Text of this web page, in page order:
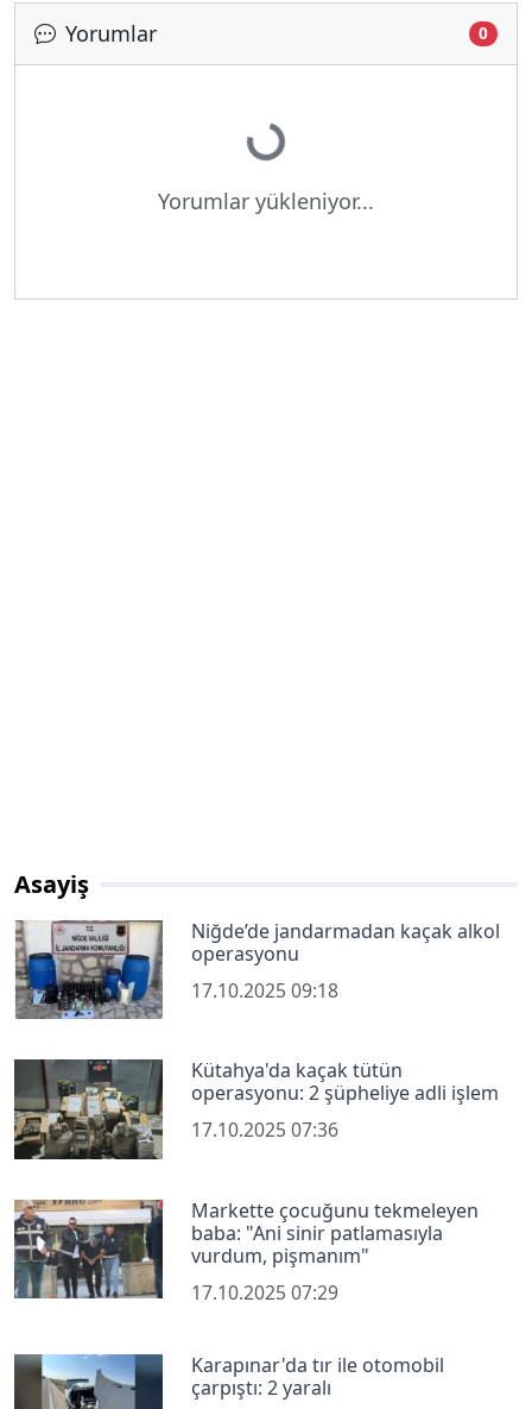
Yorumlar 0
Yükleniyor...
Yorumlar yükleniyor...
Asayiş
Niğde’de jandarmadan kaçak alkol
operasyonu
17.10.2025 09:18
Kütahya'da kaçak tütün
operasyonu: 2 şüpheliye adli işlem
17.10.2025 07:36
Markette çocuğunu tekmeleyen
baba: "Ani sinir patlamasıyla
vurdum, pişmanım"
17.10.2025 07:29
Karapınar'da tır ile otomobil
çarpıştı: 2 yaralı